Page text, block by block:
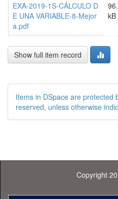
EXA-2019-1S-CÁLCULO D
E UNA VARIABLE-8-Mejor
a.pdf
kB
Show full item record
Items in DSpace are protected
reserved, unless otherwise
Copyright